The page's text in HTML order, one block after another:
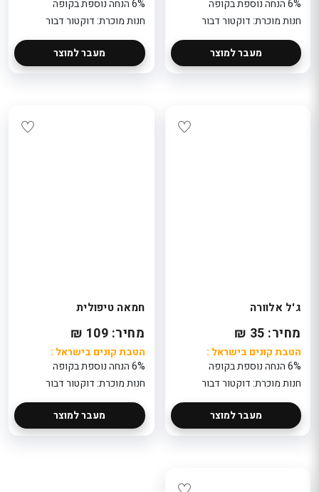
6% הנחה נוספת בקופה
חנות מוכרת: דוקטור דבור
מעבר למוצר
6% הנחה נוספת בקופה
חנות מוכרת: דוקטור דבור
מעבר למוצר
ג'ל אלוורה
מחיר: 35 ₪
הטבת קונים בישראל :
6% הנחה נוספת בקופה
חנות מוכרת: דוקטור דבור
מעבר למוצר
חמאה טיפולית
מחיר: 109 ₪
הטבת קונים בישראל :
6% הנחה נוספת בקופה
חנות מוכרת: דוקטור דבור
מעבר למוצר